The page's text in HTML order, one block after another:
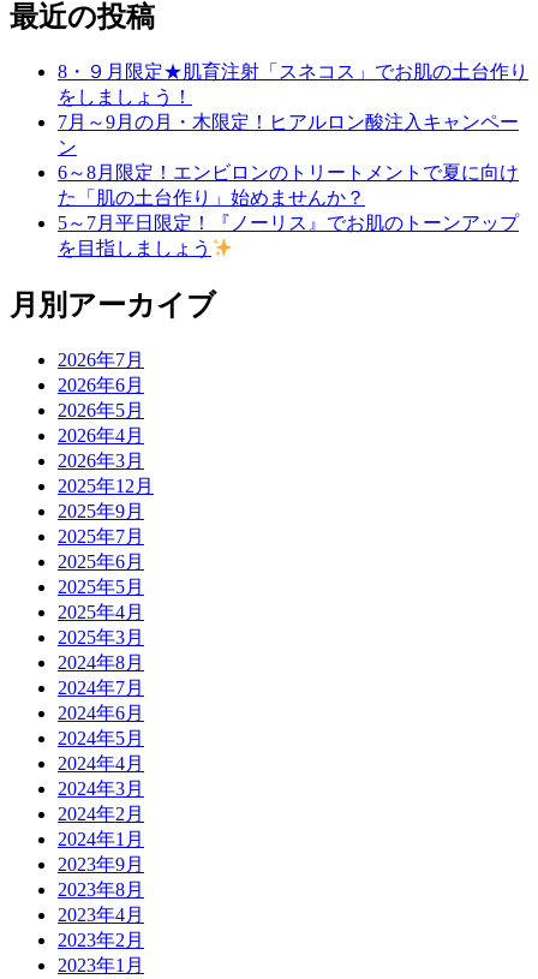
最近の投稿
8・９月限定★肌育注射「スネコス」でお肌の土台作り
をしましょう！
7月～9月の月・木限定！ヒアルロン酸注入キャンペー
ン
6～8月限定！エンビロンのトリートメントで夏に向け
た「肌の土台作り」始めませんか？
5～7月平日限定！『ノーリス』でお肌のトーンアップ
を目指しましょう
月別アーカイブ
2026年7月
2026年6月
2026年5月
2026年4月
2026年3月
2025年12月
2025年9月
2025年7月
2025年6月
2025年5月
2025年4月
2025年3月
2024年8月
2024年7月
2024年6月
2024年5月
2024年4月
2024年3月
2024年2月
2024年1月
2023年9月
2023年8月
2023年4月
2023年2月
2023年1月